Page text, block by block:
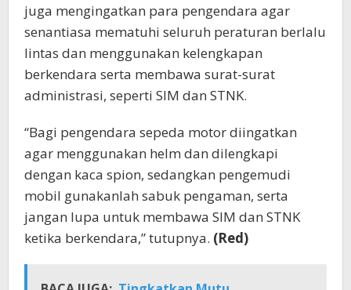
juga mengingatkan para pengendara agar
senantiasa mematuhi seluruh peraturan berlalu
lintas dan menggunakan kelengkapan
berkendara serta membawa surat-surat
administrasi, seperti SIM dan STNK.
“Bagi pengendara sepeda motor diingatkan
agar menggunakan helm dan dilengkapi
dengan kaca spion, sedangkan pengemudi
mobil gunakanlah sabuk pengaman, serta
jangan lupa untuk membawa SIM dan STNK
ketika berkendara,” tutupnya. (Red)